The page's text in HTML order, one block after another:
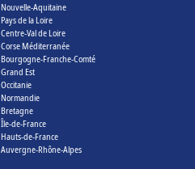
Nouvelle-Aquitaine
Pays de la Loire
Centre-Val de Loire
Corse Méditerranée
Bourgogne-Franche-Comté
Grand Est
Occitanie
Normandie
Bretagne
Île-de-France
Hauts-de-France
Auvergne-Rhône-Alpes